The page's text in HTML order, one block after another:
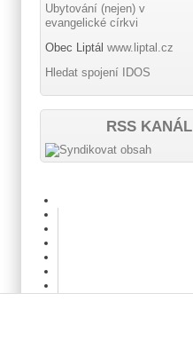
Ubytování (nejen) v
evangelické církvi
Obec Liptál www.liptal.cz
Hledat spojení IDOS
RSS KANÁL